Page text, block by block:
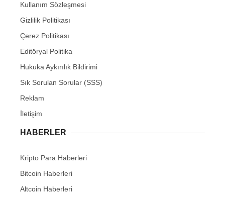
Kullanım Sözleşmesi
Gizlilik Politikası
Çerez Politikası
Editöryal Politika
Hukuka Aykırılık Bildirimi
Sık Sorulan Sorular (SSS)
Reklam
İletişim
HABERLER
Kripto Para Haberleri
Bitcoin Haberleri
Altcoin Haberleri